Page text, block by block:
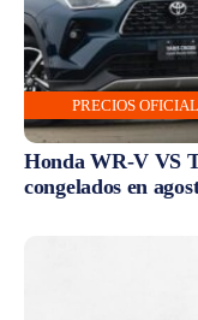
PRECIOS
Honda WR-V VS
congelados en